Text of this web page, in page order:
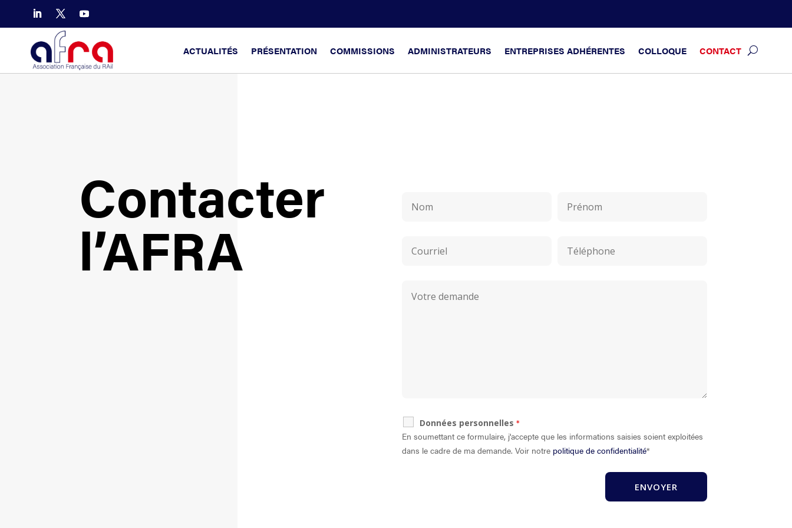
ACTUALITÉS PRÉSENTATION COMMISSIONS ADMINISTRATEURS ENTREPRISES ADHÉRENTES COLLOQUE CONTACT
Contacter
l’AFRA
Données personnelles *
En soumettant ce formulaire, j'accepte que les informations saisies soient exploitées
dans le cadre de ma demande. Voir notre politique de confidentialité*